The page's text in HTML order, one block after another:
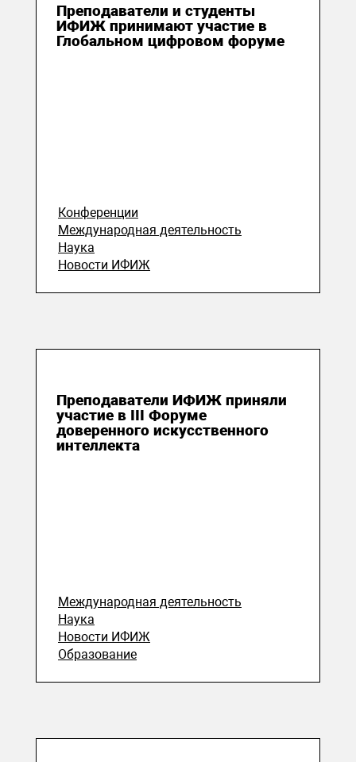
Преподаватели и студенты
ИФИЖ принимают участие в
Глобальном цифровом форуме
Конференции
Международная деятельность
Наука
Новости ИФИЖ
Преподаватели ИФИЖ приняли
участие в III Форуме
доверенного искусственного
интеллекта
Международная деятельность
Наука
Новости ИФИЖ
Образование